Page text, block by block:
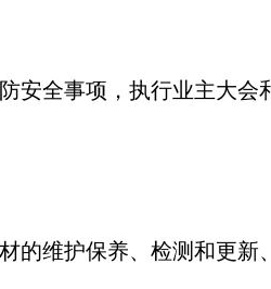
安全事项，执行业主大会
的维护保养、检测和更新